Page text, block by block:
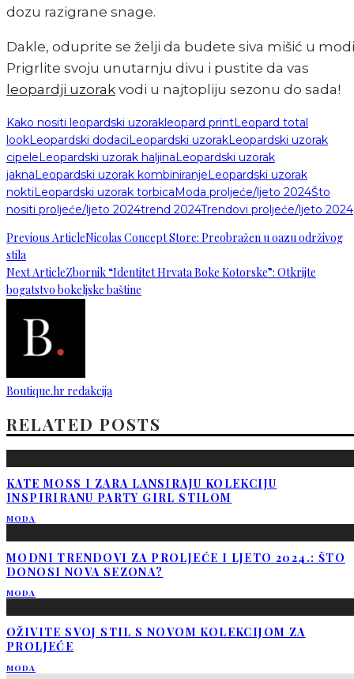
dozu razigrane snage.
Dakle, oduprite se želji da budete siva mišić u
Prigrlite svoju unutarnju divu i pustite da vas
leopardji uzorak vodi u najtopliju sezonu do sada!
Kako nositi leopardski uzorakleopard printLeopard total
lookLeopardski dodaciLeopardski uzorakLeopardski uzorak
cipeleLeopardski uzorak haljinaLeopardski uzorak
jaknaLeopardski uzorak kombiniranjeLeopardski uzorak
noktiLeopardski uzorak torbicaModa proljeće/ljeto 2024Što
nositi proljeće/ljeto 2024trend 2024Trendovi proljeće/ljeto 2024
Previous ArticleNicolas Concept Store: Preobražen u oazu održivog
stila
Next ArticleZbornik “Identitet Hrvata Boke Kotorske”: Otkrijte
bogatstvo bokeljske baštine
Boutique.hr redakcija
RELATED POSTS
KATE MOSS I ZARA LANSIRAJU KOLEKCIJU
INSPIRIRANU PARTY GIRL STILOM
MODA
MODNI TRENDOVI ZA PROLJEĆE I LJETO 2024.: ŠTO
DONOSI NOVA SEZONA?
MODA
OŽIVITE SVOJ STIL S NOVOM KOLEKCIJOM ZA
PROLJEĆE
MODA